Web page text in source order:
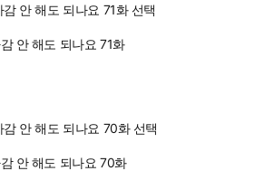
안 해도 되나요 71화 선택
안 해도 되나요 71화
안 해도 되나요 70화 선택
안 해도 되나요 70화